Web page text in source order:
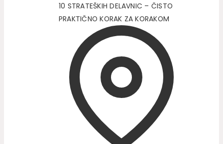
10 STRATEŠKIH DELAVNIC – ČISTO
PRAKTIČNO KORAK ZA KORAKOM